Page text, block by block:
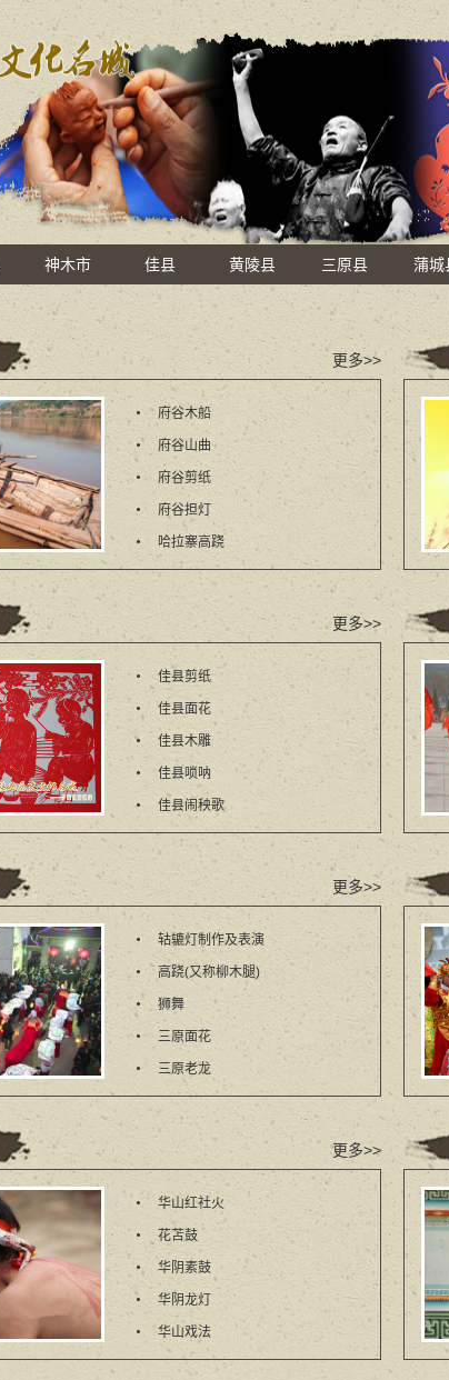
神木市 佳县 黄陵县 三原县 蒲城
更多>>
府谷木船
府谷山曲
府谷剪纸
府谷担灯
哈拉寨高跷
更多>>
佳县剪纸
佳县面花
佳县木雕
佳县唢呐
佳县闹秧歌
更多>>
轱辘灯制作及表演
高跷(又称柳木腿)
狮舞
三原面花
三原老龙
更多>>
华山红社火
花苫鼓
华阴素鼓
华阴龙灯
华山戏法